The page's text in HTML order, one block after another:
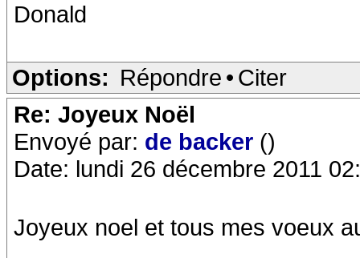
Donald
Options: Répondre • Citer
Re: Joyeux Noël
Envoyé par: de backer ()
Date: lundi 26 décembre 2011
Joyeux noel et tous mes voeux